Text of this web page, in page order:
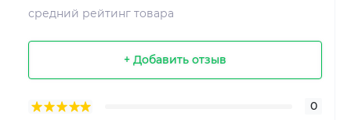
средний рейтинг товара
+ Добавить отзыв
0